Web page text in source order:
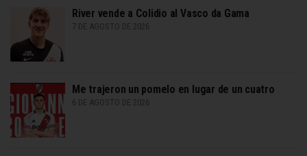
River vende a Colidio al Vasco da Gama
7 DE AGOSTO DE 2026
Me trajeron un pomelo en lugar de un cuatro
6 DE AGOSTO DE 2026